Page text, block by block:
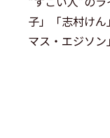
子」「志村け
マス・エジソン